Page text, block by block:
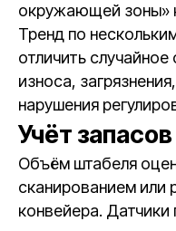
окружающей зоны»
Тренд по
отличить случайное
износа,
нарушения
Учёт
Объём штабеля
сканированием или
конвейера. Датчики